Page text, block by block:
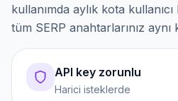
kullanımda aylık kota
tüm SERP anahtarlarınız aynı
API key zorunlu
Harici isteklerde